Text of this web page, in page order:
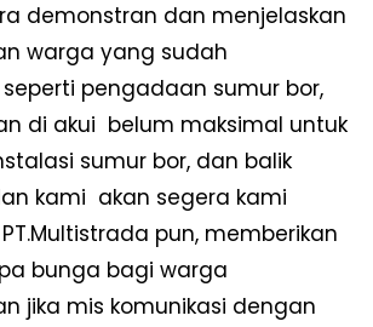
demonstran dan menjelaskan
warga yang sudah
pengadaan sumur bor,
di akui belum maksimal untuk
sumur bor, dan balik
kami akan segera kami
pun, memberikan
bunga bagi warga
jika mis komunikasi dengan